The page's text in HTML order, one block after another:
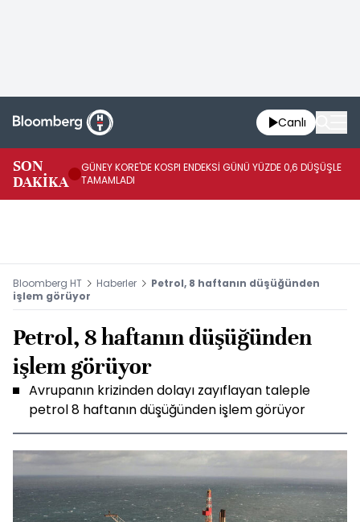
Canlı
SON
DAKİKA
GÜNEY KORE'DE KOSPI ENDEKSİ GÜNÜ YÜZDE 0,6 DÜŞÜŞLE
TAMAMLADI
Bloomberg HT Haberler
Petrol, 8 haftanın düşüğünden
işlem görüyor
Petrol, 8 haftanın düşüğünden
işlem görüyor
Avrupanın krizinden dolayı zayıflayan taleple
petrol 8 haftanın düşüğünden işlem görüyor